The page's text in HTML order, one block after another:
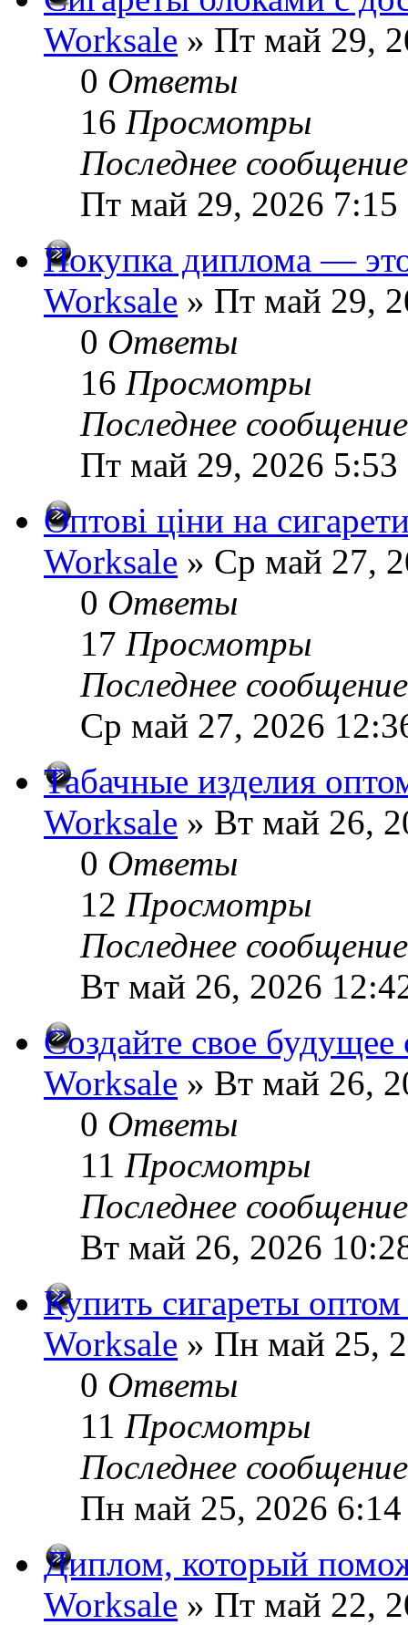
Worksale » Пт май 29,
0 Ответы
16 Просмотры
Последнее
Пт май 29, 2026 7:15
Покупка диплома —
Worksale » Пт май 29,
0 Ответы
16 Просмотры
Последнее
Пт май 29, 2026 5:53
Оптові ціни на
Worksale » Ср май 27,
0 Ответы
17 Просмотры
Последнее
Ср май 27, 2026
Табачные изделия
Worksale » Вт май 26,
0 Ответы
12 Просмотры
Последнее
Вт май 26, 2026
Создайте свое
Worksale » Вт май 26,
0 Ответы
11 Просмотры
Последнее
Вт май 26, 2026
Купить сигареты
Worksale » Пн май 25,
0 Ответы
11 Просмотры
Последнее
Пн май 25, 2026
Диплом, который
Worksale » Пт май 22,